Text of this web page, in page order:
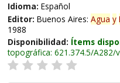
Idioma: Español
Editor: Buenos Aires: Agua y
1988
Disponibilidad: Ítems
topográfica: 621.374.5/A282/